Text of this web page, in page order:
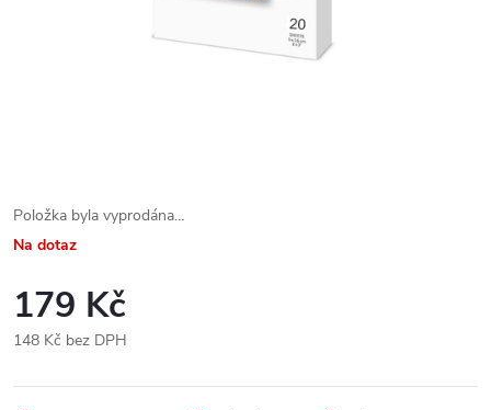
Položka byla vyprodána…
Na dotaz
179 Kč
148 Kč bez DPH
cena: